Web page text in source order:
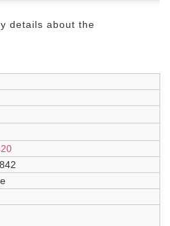
details about the